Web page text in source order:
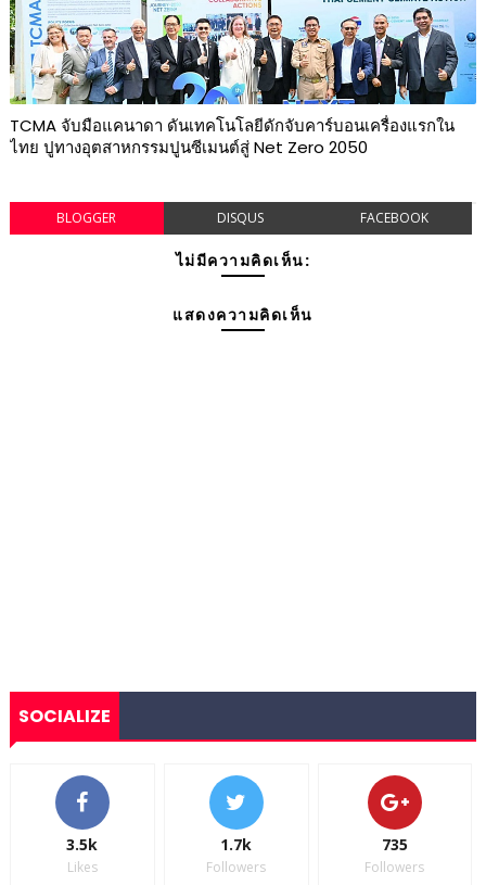
TCMA จับมือแคนาดา ดันเทคโนโลยีดักจับคาร์บอนเครื่องแรกใน
ไทย ปูทางอุตสาหกรรมปูนซีเมนต์สู่ Net Zero 2050
BLOGGER DISQUS FACEBOOK
ไม่มีความคิดเห็น:
แสดงความคิดเห็น
SOCIALIZE
3.5k
Likes
1.7k
Followers
735
Followers